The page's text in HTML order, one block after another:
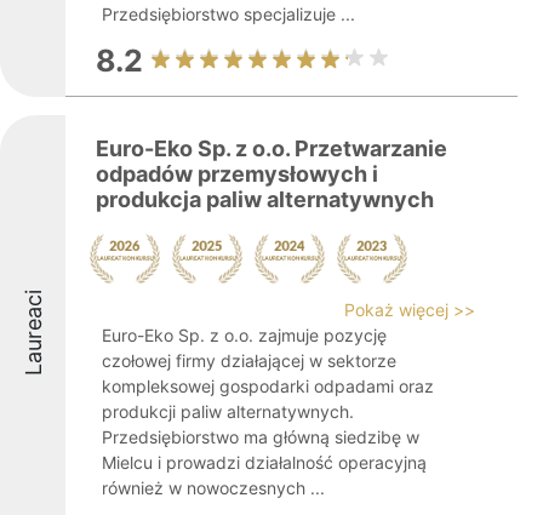
Przedsiębiorstwo specjalizuje ...
8.2
Laureaci
Euro-Eko Sp. z o.o. Przetwarzanie
odpadów przemysłowych i
produkcja paliw alternatywnych
Pokaż więcej >>
Euro-Eko Sp. z o.o. zajmuje pozycję
czołowej firmy działającej w sektorze
kompleksowej gospodarki odpadami oraz
produkcji paliw alternatywnych.
Przedsiębiorstwo ma główną siedzibę w
Mielcu i prowadzi działalność operacyjną
również w nowoczesnych ...